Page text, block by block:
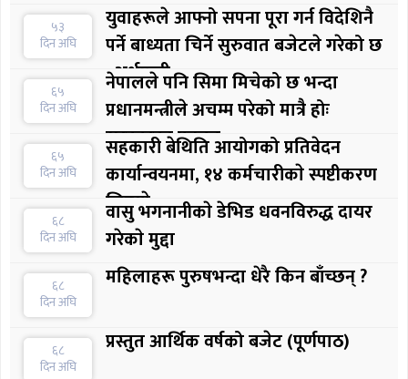
५३
दिन अघि
युवाहरूले आफ्नो सपना पूरा गर्न विदेशिनै
पर्ने बाध्यता चिर्ने सुरुवात बजेटले गरेको छ
: अर्थमन्त्री
६५
दिन अघि
नेपालले पनि सिमा मिचेको छ भन्दा
प्रधानमन्त्रीले अचम्म परेको मात्रै होः
सरकारका प्रवक्ता
६५
दिन अघि
सहकारी बेथिति आयोगको प्रतिवेदन
कार्यान्वयनमा, १४ कर्मचारीकाे स्पष्टीकरण
लिइयाे
६८
दिन अघि
वासु भगनानीकाे डेभिड धवनविरुद्ध दायर
गरेकाे मुद्दा
६८
दिन अघि
महिलाहरू पुरुषभन्दा धेरै किन बाँच्छन् ?
६८
दिन अघि
प्रस्तुत आर्थिक वर्षको बजेट (पूर्णपाठ)